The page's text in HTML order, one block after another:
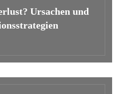
Ursachen und